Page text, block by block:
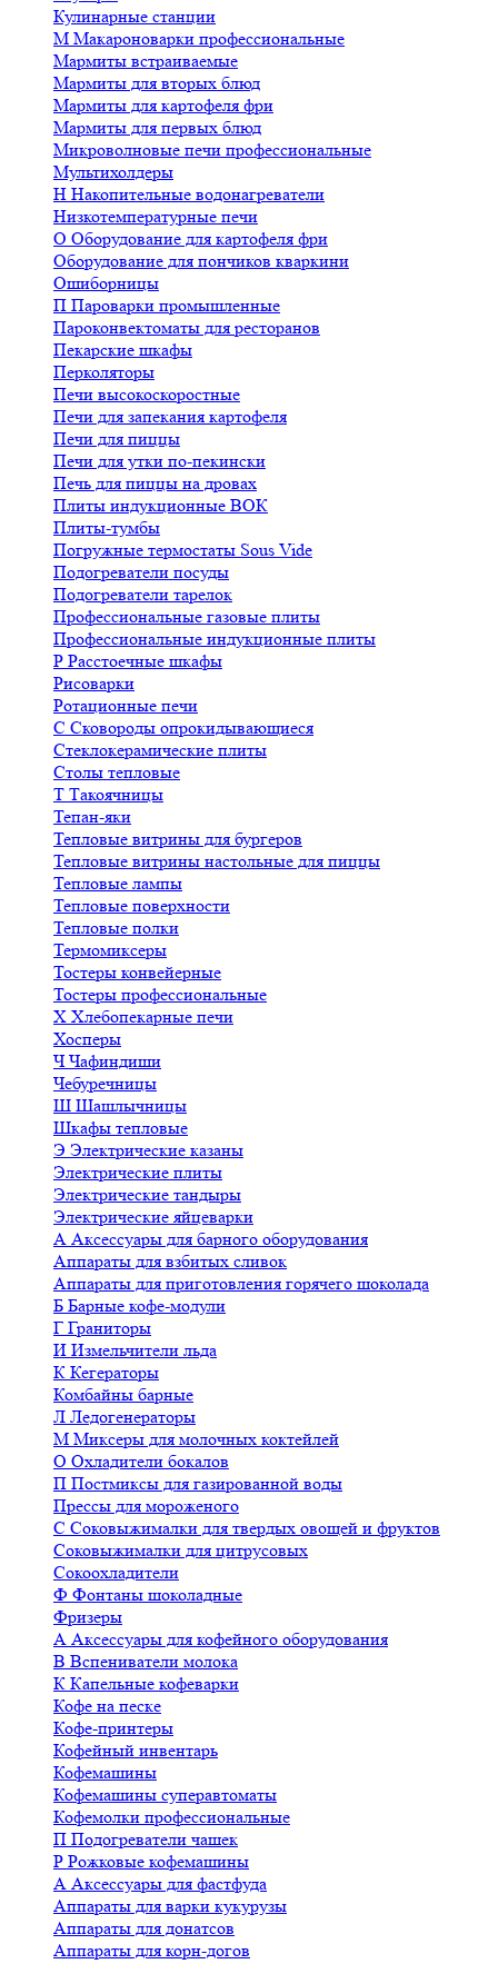
Кулинарные станции
М Макароноварки профессиональные
Мармиты встраиваемые
Мармиты для вторых блюд
Мармиты для картофеля фри
Мармиты для первых блюд
Микроволновые печи профессиональные
Мультихолдеры
Н Накопительные водонагреватели
Низкотемпературные печи
О Оборудование для картофеля фри
Оборудование для пончиков кваркини
Ошиборницы
П Пароварки промышленные
Пароконвектоматы для ресторанов
Пекарские шкафы
Перколяторы
Печи высокоскоростные
Печи для запекания картофеля
Печи для пиццы
Печи для утки по-пекински
Печь для пиццы на дровах
Плиты индукционные ВОК
Плиты-тумбы
Погружные термостаты Sous Vide
Подогреватели посуды
Подогреватели тарелок
Профессиональные газовые плиты
Профессиональные индукционные плиты
Р Расстоечные шкафы
Рисоварки
Ротационные печи
С Сковороды опрокидывающиеся
Стеклокерамические плиты
Столы тепловые
Т Такоячницы
Тепан-яки
Тепловые витрины для бургеров
Тепловые витрины настольные для пиццы
Тепловые лампы
Тепловые поверхности
Тепловые полки
Термомиксеры
Тостеры конвейерные
Тостеры профессиональные
Х Хлебопекарные печи
Хосперы
ЧЧафиндиши
Чебуречницы
Ш Шашлычницы
Шкафы тепловые
Э Электрические казаны
Электрические плиты
Электрические тандыры
Электрические яйцеварки
А Аксессуары для барного оборудования
Аппараты для взбитых сливок
Аппараты для приготовления горячего шоколада
Б Барные кофе-модули
Г Граниторы
И Измельчители льда
К Кегераторы
Комбайны барные
Л Ледогенераторы
М Миксеры для молочных коктейлей
О Охладители бокалов
П Постмиксы для газированной воды
Прессы для мороженого
С Соковыжималки для твердых овощей и фруктов
Соковыжималки для цитрусовых
Сокоохладители
Ф Фонтаны шоколадные
Фризеры
А Аксессуары для кофейного оборудования
В Вспениватели молока
К Капельные кофеварки
Кофе на песке
Кофе-принтеры
Кофейный инвентарь
Кофемашины
Кофемашины суперавтоматы
Кофемолки профессиональные
П Подогреватели чашек
Р Рожковые кофемашины
А Аксессуары для фастфуда
Аппараты для варки кукурузы
Аппараты для донатсов
Аппараты для корн-догов